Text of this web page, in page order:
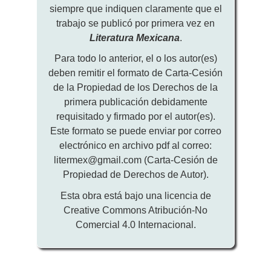
siempre que indiquen claramente que el
trabajo se publicó por primera vez en
Literatura Mexicana.
Para todo lo anterior, el o los autor(es)
deben remitir el formato de Carta-Cesión
de la Propiedad de los Derechos de la
primera publicación debidamente
requisitado y firmado por el autor(es).
Este formato se puede enviar por correo
electrónico en archivo pdf al correo:
litermex@gmail.com (Carta-Cesión de
Propiedad de Derechos de Autor).
Esta obra está bajo una licencia de
Creative Commons Atribución-No
Comercial 4.0 Internacional.